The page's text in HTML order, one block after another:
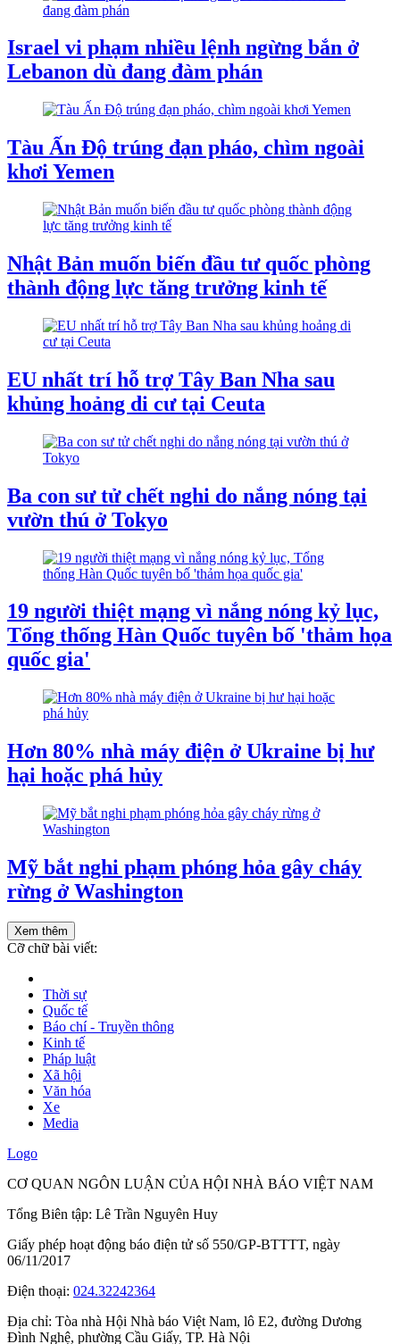
Israel vi phạm nhiều lệnh ngừng bắn ở
Lebanon dù đang đàm phán
Tàu ​​Ấn Độ trúng đạn pháo, chìm ngoài
khơi Yemen
Nhật Bản muốn biến đầu tư quốc phòng
thành động lực tăng trưởng kinh tế
EU nhất trí hỗ trợ Tây Ban Nha sau
khủng hoảng di cư tại Ceuta
Ba con sư tử chết nghi do nắng nóng tại
vườn thú ở Tokyo
19 người thiệt mạng vì nắng nóng kỷ lục,
Tổng thống Hàn Quốc tuyên bố 'thảm họa
quốc gia'
Hơn 80% nhà máy điện ở Ukraine bị hư
hại hoặc phá hủy
Mỹ bắt nghi phạm phóng hỏa gây cháy
rừng ở Washington
Xem thêm
Cỡ chữ bài viết:
Thời sự
Quốc tế
Báo chí - Truyền thông
Kinh tế
Pháp luật
Xã hội
Văn hóa
Xe
Media
Logo
CƠ QUAN NGÔN LUẬN CỦA HỘI NHÀ BÁO VIỆT NAM
Tổng Biên tập: Lê Trần Nguyên Huy
Giấy phép hoạt động báo điện tử số 550/GP-BTTTT, ngày
06/11/2017
Điện thoại: 024.32242364
Địa chỉ: Tòa nhà Hội Nhà báo Việt Nam, lô E2, đường Dương
Đình Nghệ, phường Cầu Giấy, TP. Hà Nội